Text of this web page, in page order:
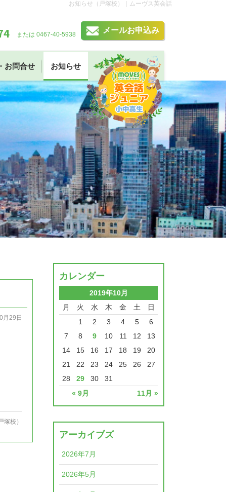
お知らせ（戸塚校）｜ムーヴス英会話
または 0467-40-5938
メールお申込み
お問合せ お知らせ
月29日
塚校）
カレンダー
2019年10月
月
火 水 木 金 土 日
« 9月 11月 »
1 2 3 4 5
6
7
8 9 10 11 12
13
14
15 16 17 18 19
20
21
22 23 24 25 26
27
28
29 30 31
アーカイブズ
2026年7月
2026年5月